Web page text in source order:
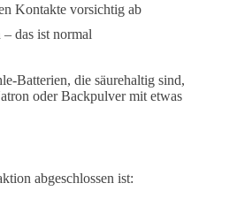
Kontakte vorsichtig ab
das ist normal
Batterien, die säurehaltig sind,
oder Backpulver mit etwas
abgeschlossen ist: